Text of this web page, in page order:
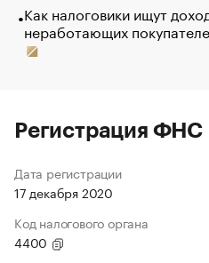
Как налоговики ищут
неработающих
Регистрация ФНС
Дата регистрации
17 декабря 2020
Код налогового органа
4400